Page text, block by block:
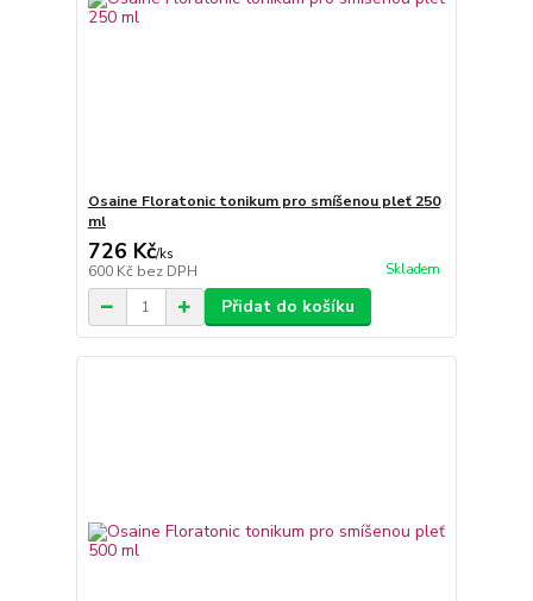
Osaine Floratonic tonikum pro smíšenou pleť 250
ml
726 Kč/ks
600 Kč bez DPH Skladem
Přidat do košíku